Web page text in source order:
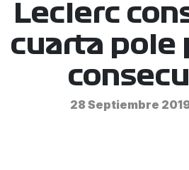
Leclerc
cuarta pole
28 Septiembre